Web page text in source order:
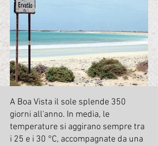
A Boa Vista il sole splende 350
giorni all'anno. In media, le
temperature si aggirano sempre tra
i 25 e i 30 °C, accompagnate da una